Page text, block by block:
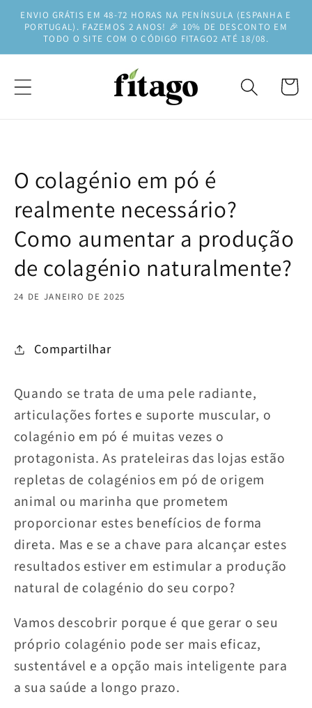
para o
conteúdo
ENVIO GRÁTIS EM 48-72 HORAS NA PENÍNSULA (ESPANHA E
PORTUGAL). FAZEMOS 2 ANOS! 🎉 10% DE DESCONTO EM
TODO O SITE COM O CÓDIGO FITAGO2 ATÉ 18/08.
O colagénio em pó é
realmente necessário?
Como aumentar a produção
de colagénio naturalmente?
24 DE JANEIRO DE 2025
Compartilhar
Quando se trata de uma pele radiante,
articulações fortes e suporte muscular, o
colagénio em pó é muitas vezes o
protagonista. As prateleiras das lojas estão
repletas de colagénios em pó de origem
animal ou marinha que prometem
proporcionar estes benefícios de forma
direta. Mas e se a chave para alcançar estes
resultados estiver em estimular a produção
natural de colagénio do seu corpo?
Vamos descobrir porque é que gerar o seu
próprio colagénio pode ser mais eficaz,
sustentável e a opção mais inteligente para
a sua saúde a longo prazo.